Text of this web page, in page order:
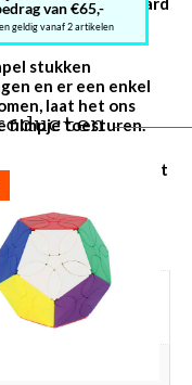
kunt zetten.
stukken
en er een enkel
laat het ons
filmpje toesturen.
vervangen we het
van €65,-
geldig vanaf 2 artikelen